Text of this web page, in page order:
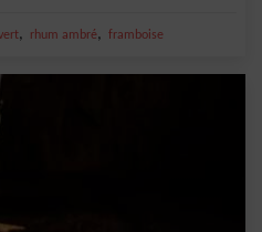
, rhum ambré, framboise